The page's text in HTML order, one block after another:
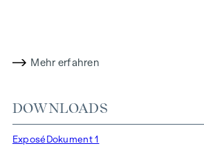
garantieren eine nachhaltige und
Mehr Infos unter:WOHNEN AM PARK,
Herbststraße – Winegg
Mehr erfahren
DOWNLOADS
Exposé Dokument 1